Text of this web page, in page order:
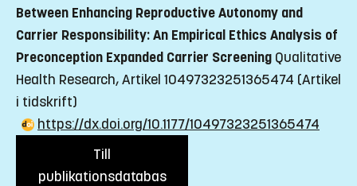
Between Enhancing Reproductive Autonomy and
Carrier Responsibility: An Empirical Ethics Analysis of
Preconception Expanded Carrier Screening Qualitative
Health Research, Artikel 10497323251365474 (Artikel
i tidskrift)
https://dx.doi.org/10.1177/10497323251365474
Till
publikationsdatabas